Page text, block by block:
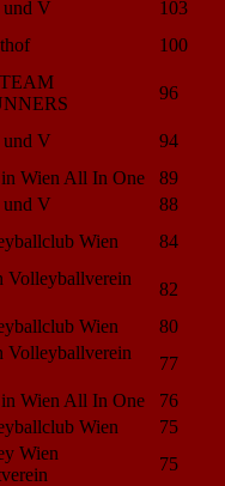
V
103
100
96
V
94
Wien All In One
89
V
88
Wien 84
Volleyballverein
82
Wien
80
Volleyballverein
77
Wien All In One
76
Wien
75
Wien
75